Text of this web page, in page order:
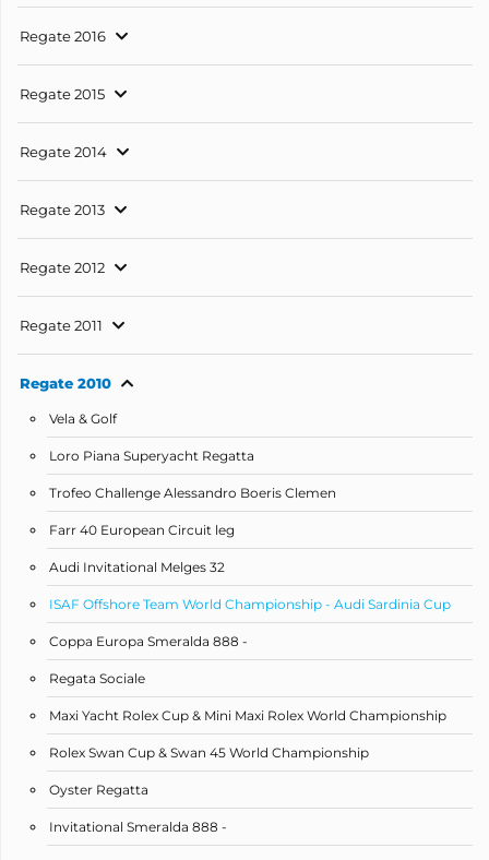
Regate 2016
Regate 2015
Regate 2014
Regate 2013
Regate 2012
Regate 2011
Regate 2010
Vela & Golf
Loro Piana Superyacht Regatta
Trofeo Challenge Alessandro Boeris Clemen
Farr 40 European Circuit leg
Audi Invitational Melges 32
ISAF Offshore Team World Championship - Audi Sardinia Cup
Coppa Europa Smeralda 888 -
Regata Sociale
Maxi Yacht Rolex Cup & Mini Maxi Rolex World Championship
Rolex Swan Cup & Swan 45 World Championship
Oyster Regatta
Invitational Smeralda 888 -